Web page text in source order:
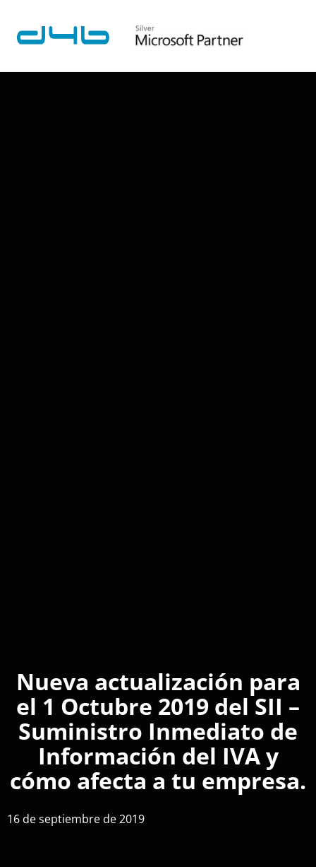
Nueva actualización para
el 1 Octubre 2019 del SII –
Suministro Inmediato de
Información del IVA y
cómo afecta a tu empresa.
16 de septiembre de 2019